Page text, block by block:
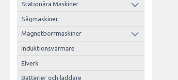
Stationära Maskiner
Sågmaskiner
Magnetborrmaskiner
Induktionsvärmare
Elverk
Batterier och laddare